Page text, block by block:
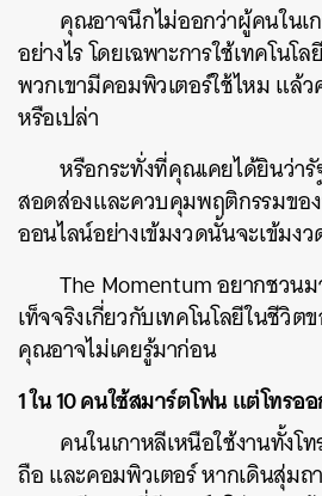
คุณอาจนึกไม่ออกว่าผู้คนในเ
อย่างไร โดยเฉพาะการใช้เทคโนโ
พวกเขามีคอมพิวเตอร์ใช้ไหม แล้
หรือเปล่า
หรือกระทั่งที่คุณเคยได้ยินว่า
สอดส่องและควบคุมพฤติกรรมขอ
ออนไลน์อย่างเข้มงวดนั้นจะเข้มง
The Momentum อยากชวน
เท็จจริงเกี่ยวกับเทคโนโลยีในชีวิต
คุณอาจไม่เคยรู้มาก่อน
1 ใน 10 คนใช้สมาร์ตโฟน แต่โทรอ
คนในเกาหลีเหนือใช้งานทั้ง
ถือ และคอมพิวเตอร์ หากเดินสุ่มถ